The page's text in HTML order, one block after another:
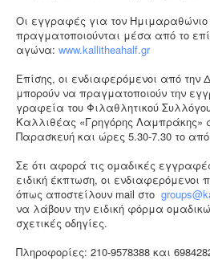
Οι εγγραφές για τον
πραγματοποιούνται μέσα από το
αγώνα: www.kallitheahalf.gr
Επίσης, οι ενδιαφερόμενοι από την
μπορούν να πραγματοποιούν την
γραφεία του Φιλαθλητικού
Καλλιθέας «Γρηγόρης Λαμπράκης»
Παρασκευή και ώρες 5.30-7.30 το
Σε ότι αφορά τις ομαδικές
ειδική έκπτωση, οι
όπως αποστείλουν mail στο
να λάβουν την ειδική φόρμα
σχετικές οδηγίες.
Πληροφορίες: 210-9578388 και